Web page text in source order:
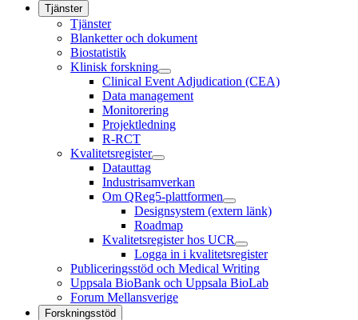
Tjänster
Tjänster
Blanketter och dokument
Biostatistik
Klinisk forskning
Clinical Event Adjudication (CEA)
Data management
Monitorering
Projektledning
R-RCT
Kvalitetsregister
Datauttag
Industrisamverkan
Om QReg5-plattformen
Designsystem (extern länk)
Roadmap
Kvalitetsregister hos UCR
Logga in i kvalitetsregister
Publiceringsstöd och Medical Writing
Uppsala BioBank och Uppsala BioLab
Forum Mellansverige
Forskningsstöd